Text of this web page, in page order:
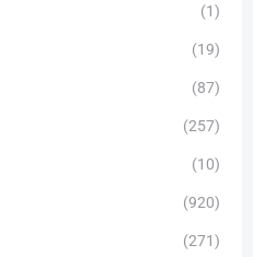
(1)
(19)
(87)
(257)
(10)
(920)
(271)